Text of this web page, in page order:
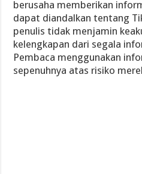
berusaha memberikan
dapat diandalkan tentang
penulis tidak menjamin
kelengkapan dari segala
Pembaca menggunakan
sepenuhnya atas risiko